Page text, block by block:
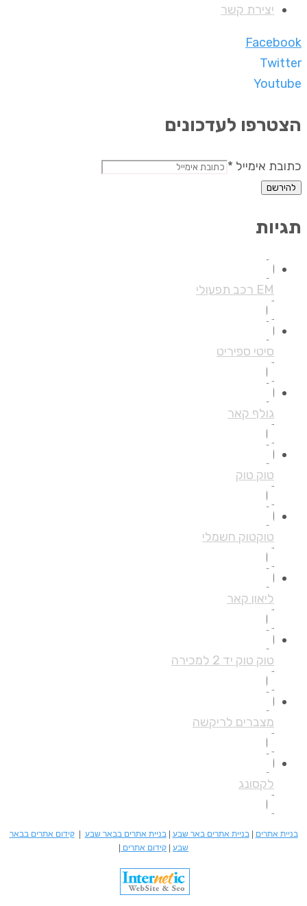
יצירת קשר
Facebook
Twitter
Youtube
הצטרפו לעדכונים
כתובת
אימייל
כתובת אימייל *
להירשם
תגיות
EM רכב תפעולי
סיטי ספיריט
גולף קאר
טוק טוק
טוקטוק חשמלי
ליאון קאר
טוק טוק יד 2 למכירה
מצברים לריקשה
לקסונג
בניית אתרים |בניית אתרים באר שבע |בניית אתרים בבאר שבע |קידום אתרים בבאר
שבע | קידום אתרים |